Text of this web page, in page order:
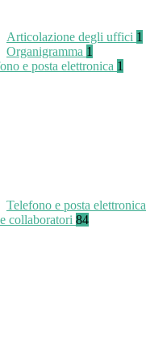
Articolazione degli uffici 1
Organigramma 1
e posta elettronica 1
Telefono e posta elettronica
collaboratori 84